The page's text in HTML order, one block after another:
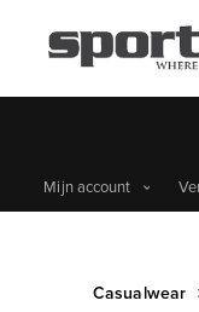
Mijn account
Casualwear